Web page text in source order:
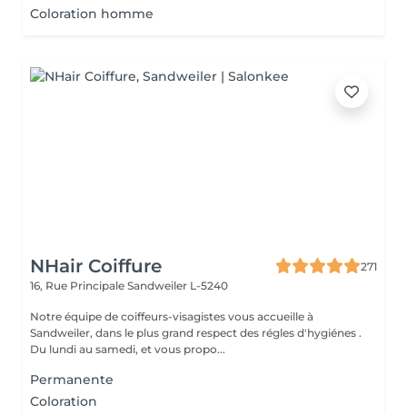
Coloration homme
NHair Coiffure
271
16, Rue Principale Sandweiler L-5240
Notre équipe de coiffeurs-visagistes vous accueille à
Sandweiler, dans le plus grand respect des régles d'hygiénes .
Du lundi au samedi, et vous propo...
Permanente
Coloration